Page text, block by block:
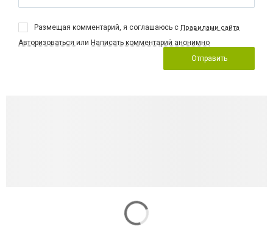
Размещая комментарий, я соглашаюсь с Правилами сайта
Авторизоваться или Написать комментарий анонимно
Отправить